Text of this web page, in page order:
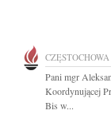
CZĘSTOCHOWA
Pani mgr
Koordynującej
Bis w...